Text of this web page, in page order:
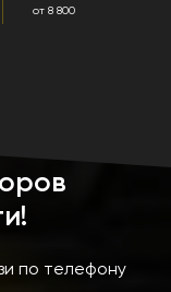
от 8 800
по телефону